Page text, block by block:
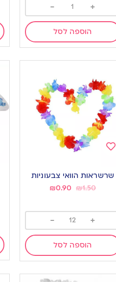
+
-
הוספה לסל
toשרשראות הוואי צבעוניות
₪1.50
₪0.90
+
-
הוספה לסל